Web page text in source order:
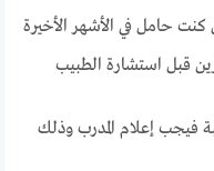
كنت حامل في الأشهر الأخيرة
قبل استشارة الطبيب
فيجب إعلام المدرب وذلك